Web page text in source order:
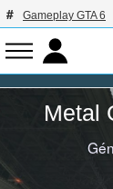
Gameplay GTA 6
Metal